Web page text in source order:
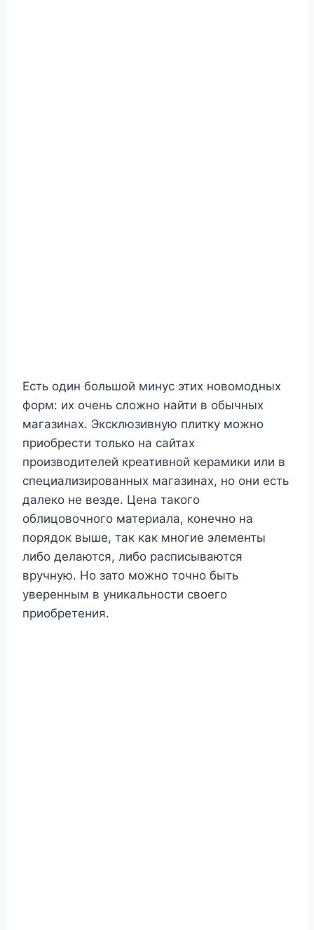
Есть один большой минус этих новомодных
форм: их очень сложно найти в обычных
магазинах. Эксклюзивную плитку можно
приобрести только на сайтах
производителей креативной керамики или в
специализированных магазинах, но они есть
далеко не везде. Цена такого
облицовочного материала, конечно на
порядок выше, так как многие элементы
либо делаются, либо расписываются
вручную. Но зато можно точно быть
уверенным в уникальности своего
приобретения.